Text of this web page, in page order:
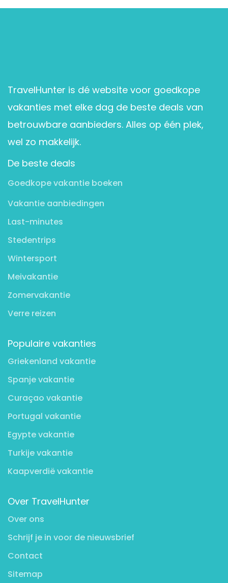
TravelHunter is dé website voor goedkope
vakanties met elke dag de beste deals van
betrouwbare aanbieders. Alles op één plek,
wel zo makkelijk.
De beste deals
Goedkope vakantie boeken
Vakantie aanbiedingen
Last-minutes
Stedentrips
Wintersport
Meivakantie
Zomervakantie
Verre reizen
Populaire vakanties
Griekenland vakantie
Spanje vakantie
Curaçao vakantie
Portugal vakantie
Egypte vakantie
Turkije vakantie
Kaapverdië vakantie
Over TravelHunter
Over ons
Schrijf je in voor de nieuwsbrief
Contact
Sitemap